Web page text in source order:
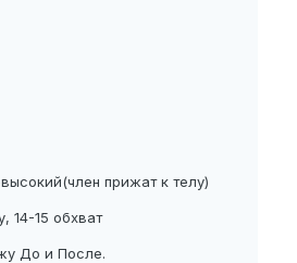
прижат к телу)
14-15 обхват
До и После.